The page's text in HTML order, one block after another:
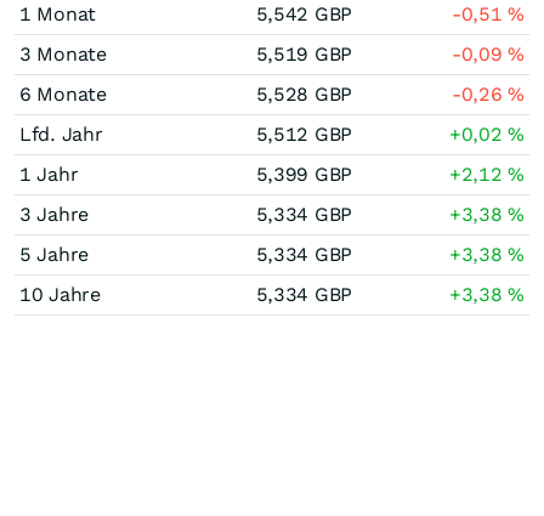
1 Monat
5,542 GBP -0,51%
3 Monate
5,519 GBP -0,09%
6 Monate
5,528 GBP -0,26%
Lfd. Jahr
5,512 GBP +0,02%
1 Jahr
5,399 GBP +2,12%
3 Jahre
5,334 GBP +3,38%
5 Jahre
5,334 GBP +3,38%
10 Jahre
5,334 GBP +3,38%